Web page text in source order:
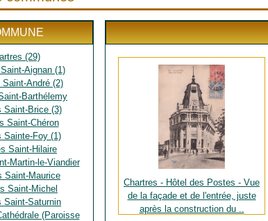
(29)
Aignan (1)
Saint-André (2)
Barthélemy
Saint-Brice (3)
Saint-Chéron
Sainte-Foy (1)
Saint-Hilaire
Martin-le-Viandier
Saint-Maurice
Saint-Michel
Saint-Saturnin
(Paroisse
Chartres - Hôtel des Postes - Vue
de la façade et de l'entrée, juste
après la construction du ..